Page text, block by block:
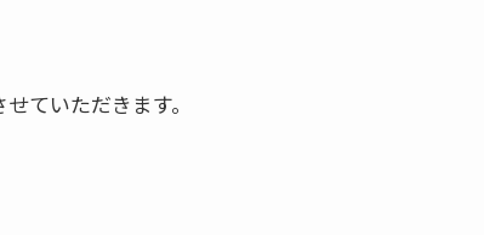
ていただきます。